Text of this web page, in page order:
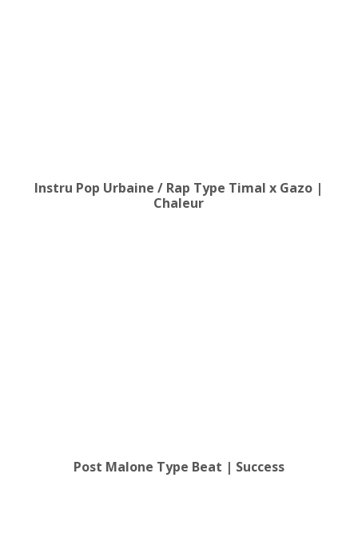
Instru Pop Urbaine / Rap Type Timal x Gazo |
Chaleur
Post Malone Type Beat | Success